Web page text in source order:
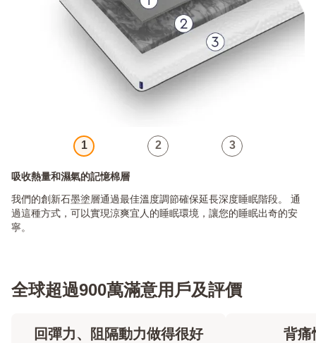
1 2 3
吸收熱量和濕氣的記憶棉層
我們的創新石墨塗層通過最佳溫度調節確保延長深度睡眠階段。 通
過這種方式，可以實現涼爽宜人的睡眠環境，讓您的睡眠出奇的安
寧。
全球超過900萬滿意用戶及評價
回彈力、阻隔動力做得很好 背痛